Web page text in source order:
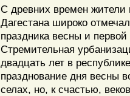
С древних времен жители
Дагестана широко
праздника весны и
Стремительная
двадцать лет в
празднование дня весны
селах, но, к счастью,